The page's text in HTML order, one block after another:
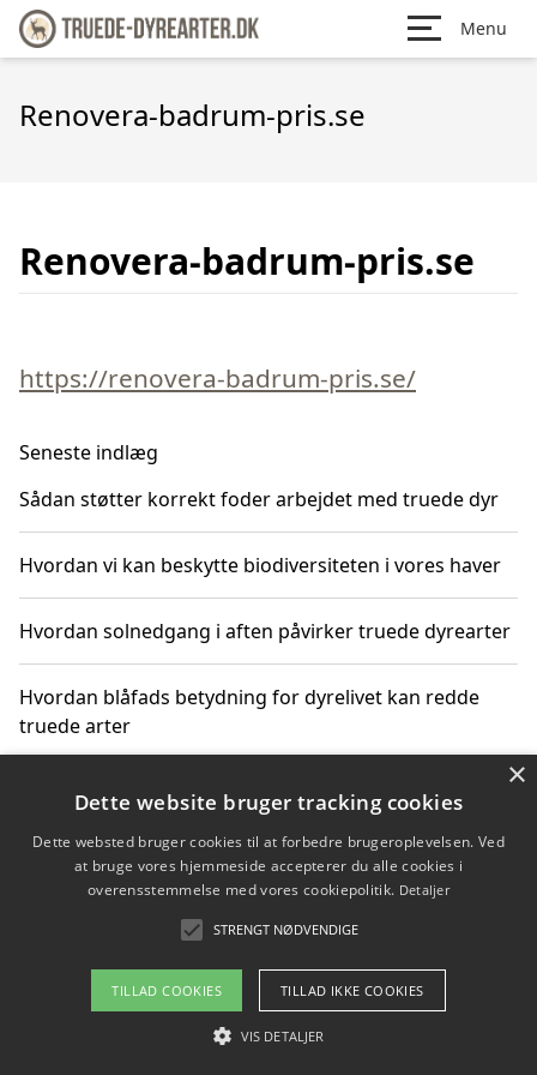
Menu
Renovera-badrum-pris.se
Renovera-badrum-pris.se
https://renovera-badrum-pris.se/
Seneste indlæg
Sådan støtter korrekt foder arbejdet med truede dyr
Hvordan vi kan beskytte biodiversiteten i vores haver
Hvordan solnedgang i aften påvirker truede dyrearter
Hvordan blåfads betydning for dyrelivet kan redde
truede arter
Hvordan kan gaver til unge voksne støtte bevarelsen
Copyright 2026 - Pilanto Aps
Om / kontakt
Blog Betingelser
×
Dette website bruger tracking cookies
Dette websted bruger cookies til at forbedre brugeroplevelsen. Ved
at bruge vores hjemmeside accepterer du alle cookies i
overensstemmelse med vores cookiepolitik. Detaljer
STRENGT NØDVENDIGE
TILLAD COOKIES TILLAD IKKE COOKIES
VIS DETALJER